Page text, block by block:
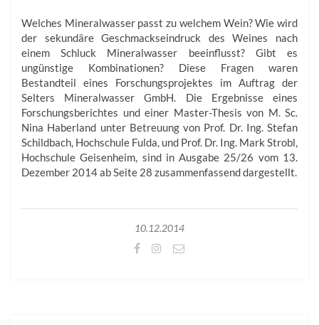
Welches Mineralwasser passt zu welchem Wein? Wie wird
der sekundäre Geschmackseindruck des Weines nach
einem Schluck Mineralwasser beeinflusst? Gibt es
ungünstige Kombinationen? Diese Fragen waren
Bestandteil eines Forschungsprojektes im Auftrag der
Selters Mineralwasser GmbH. Die Ergebnisse eines
Forschungsberichtes und einer Master-Thesis von M. Sc.
Nina Haberland unter Betreuung von Prof. Dr. Ing. Stefan
Schildbach, Hochschule Fulda, und Prof. Dr. Ing. Mark Strobl,
Hochschule Geisenheim, sind in Ausgabe 25/26 vom 13.
Dezember 2014 ab Seite 28 zusammenfassend dargestellt.
10.12.2014